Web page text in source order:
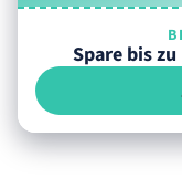
Spare bis